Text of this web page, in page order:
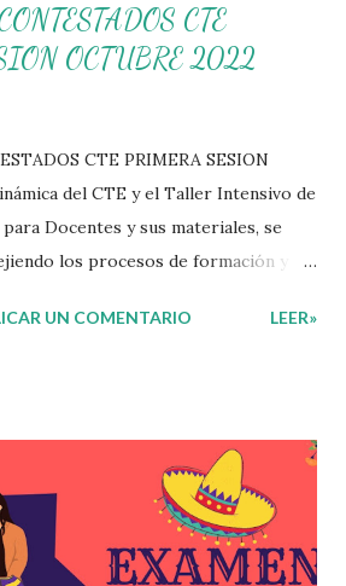
CTE
OCTUBRE 2022
CTE PRIMERA SESION
del CTE y el Taller Intensivo de
Docentes y sus materiales, se
los procesos de formación y de
un documento orientador, el cual es
docente tome decisiones sobre
del tiempo acorde a las
y las acciones que decidan
y resignificar el Plan de
UN COMENTARIO LEER»